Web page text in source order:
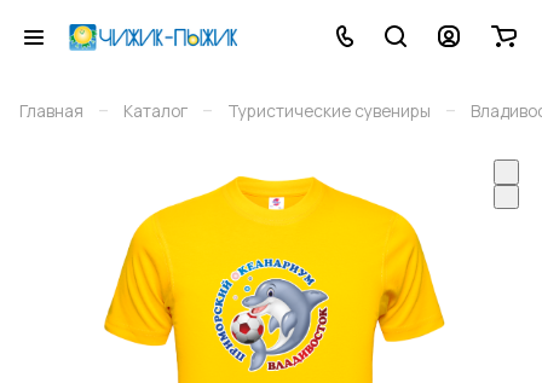
Главная – Каталог – Туристические сувениры –